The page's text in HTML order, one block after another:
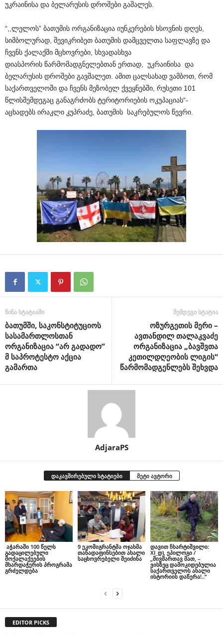
უკრაინისა და ბელარუსის დროშები გაშალეს
“,, ლელოს” ბათუმის ორგანიზაცია იუნკერების ხსოვნის დღეს
სიმბოლურად შევიკრიბეთ ბათუმის დამცველთა საფლავზე და
ჩვენს ქალაქში მცხოვრები სხვადასხვა
დიასპორის წარმომადგნელებთან ერთად უკრაინისა და
ბელარუსის დროშები გავშალეთ ამით ცალსახად ვამბოთ რომ
საქართველოში და ჩვენს მეზობელ ქვეყნებში რუსეთი 101
წლისშემდეგაც განაგრძობს ტერიტორიების ოკუპაციას“-
აცხადებს ირაკლი კუპრაძე ბათუმის საკრებულოს წევრი
წინა სტატიაში
ბათუმში, საკონსტიტუციოს
სასამართლოსთან
ორგანიზაცია “არ გადადო”
მ საპროტესტო აქცია
გამართა
შემდეგი სტატია
ოზურგეთის მერი –
ავთანდილ თალაკვაძე
ორგანიზაცია „ბავშვთა
კეთილდღეობის ლიგის“
წარმომადგენლებს შეხვდა
AdjaraPS
დაკავშირებული სტატიები მეტი ავტორი
აჭარაში 100 წელს
გადაცილებული
მოქალაქეების
მხარდაჭერის პროგრამა
გრძელდება
9 ეკომიგრანტმა ოჯახმა
თანადაფინსებით ახალი
საცხოვრებელი შეიძინა
დავით ჩხარტიშვილი:
XI_დ), ეპილოგი /
„მივმართავ მათ, –
ვისზეც დამოკიდებულია
საქართველოს ახალი
ისტორიის დაწერა!..“
EDITOR PICKS